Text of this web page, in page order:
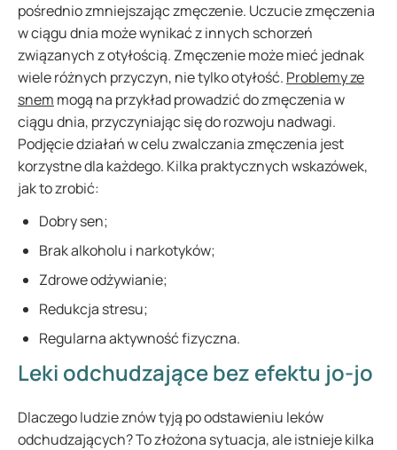
pośrednio zmniejszając zmęczenie. Uczucie zmęczenia
w ciągu dnia może wynikać z innych schorzeń
związanych z otyłością. Zmęczenie może mieć jednak
wiele różnych przyczyn, nie tylko otyłość. Problemy ze
snem mogą na przykład prowadzić do zmęczenia w
ciągu dnia, przyczyniając się do rozwoju nadwagi.
Podjęcie działań w celu zwalczania zmęczenia jest
korzystne dla każdego. Kilka praktycznych wskazówek,
jak to zrobić:
Dobry sen;
Brak alkoholu i narkotyków;
Zdrowe odżywianie;
Redukcja stresu;
Regularna aktywność fizyczna.
Leki odchudzające bez efektu jo-jo
Dlaczego ludzie znów tyją po odstawieniu leków
odchudzających? To złożona sytuacja, ale istnieje kilka